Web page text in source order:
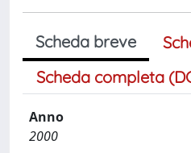
Scheda breve
Scheda completa
Anno
2000